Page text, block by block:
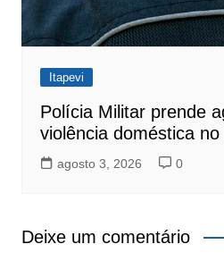
Itapevi
Polícia Militar prende
violência doméstica
agosto 3, 2026 0
Deixe um comentário